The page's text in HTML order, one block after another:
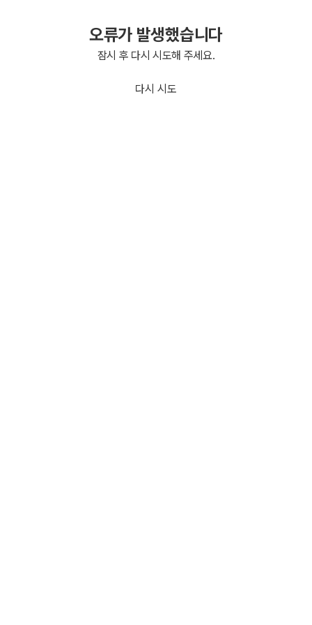
오류가 발생했습니다
잠시 후 다시 시도해 주세요.
다시 시도